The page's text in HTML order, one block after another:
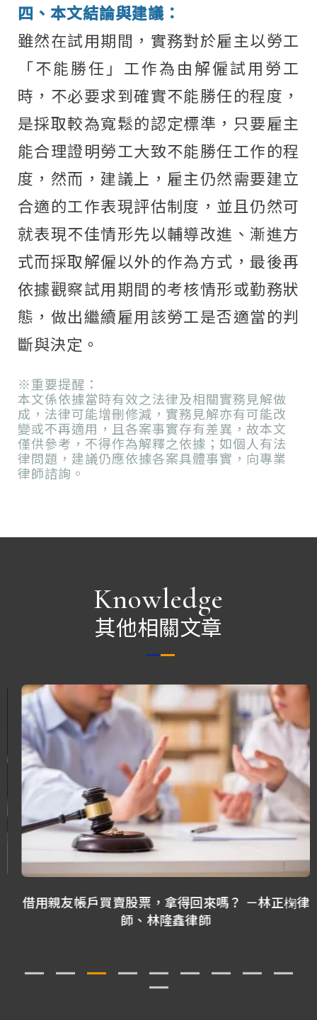
四、本文結論與建議：
雖然在試用期間，實務對於雇主以勞工
「不能勝任」工作為由解僱試用勞工
時，不必要求到確實不能勝任的程度，
是採取較為寬鬆的認定標準，只要雇主
能合理證明勞工大致不能勝任工作的程
度，然而，建議上，雇主仍然需要建立
合適的工作表現評估制度，並且仍然可
就表現不佳情形先以輔導改進、漸進方
式而採取解僱以外的作為方式，最後再
依據觀察試用期間的考核情形或勤務狀
態，做出繼續雇用該勞工是否適當的判
斷與決定。
※重要提醒：
本文係依據當時有效之法律及相關實務見解做
成，法律可能增刪修減，實務見解亦有可能改
變或不再適用，且各案事實存有差異，故本文
僅供參考，不得作為解釋之依據；如個人有法
律問題，建議仍應依據各案具體事實，向專業
律師諮詢。
Knowledge
其他相關文章
借用親友帳戶買賣股票，拿得回來嗎？ －林正椈律
師、林隆鑫律師